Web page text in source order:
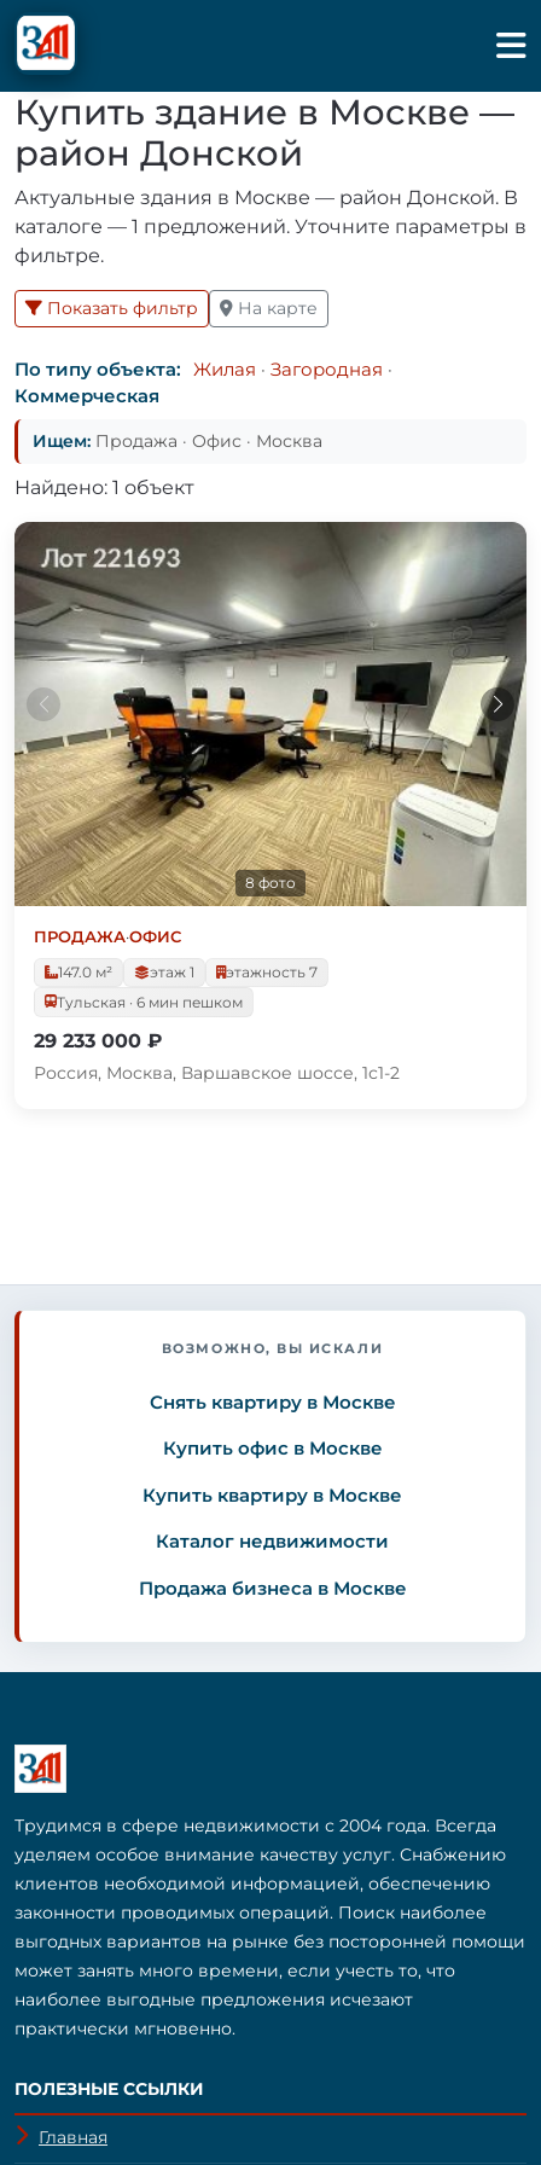
Купить здание в Москве —
район Донской
Актуальные здания в Москве — район Донской. В
каталоге — 1 предложений. Уточните параметры в
фильтре.
Показать фильтр На карте
По типу объекта: Жилая · Загородная ·
Коммерческая
Ищем: Продажа · Офис · Москва
Найдено: 1 объект
8 фото
ПРОДАЖА·ОФИС
147.0 м²
этаж 1
этажность 7
Тульская · 6 мин пешком
29 233 000 ₽
Россия, Москва, Варшавское шоссе, 1с1-2
ВОЗМОЖНО, ВЫ ИСКАЛИ
Снять квартиру в Москве
Купить офис в Москве
Купить квартиру в Москве
Каталог недвижимости
Продажа бизнеса в Москве
Трудимся в сфере недвижимости с 2004 года. Всегда
уделяем особое внимание качеству услуг. Снабжению
клиентов необходимой информацией, обеспечению
законности проводимых операций. Поиск наиболее
выгодных вариантов на рынке без посторонней помощи
может занять много времени, если учесть то, что
наиболее выгодные предложения исчезают
практически мгновенно.
ПОЛЕЗНЫЕ ССЫЛКИ
Главная